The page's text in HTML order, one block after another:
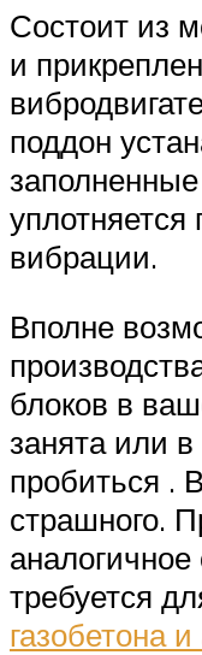
Состоит из
и
поддон
уплотняется
вибрации.
Вполне
блоков в
занята или
пробиться .
страшного.
требуется
газобетона